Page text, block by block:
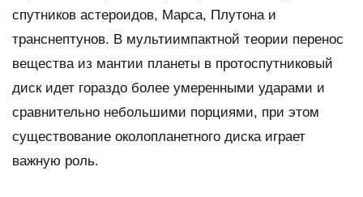
спутников астероидов, Марса, Плутона и
транснептунов. В мультиимпактной теории перенос
вещества из мантии планеты в протоспутниковый
диск идет гораздо более умеренными ударами и
сравнительно небольшими порциями, при этом
существование околопланетного диска играет
важную роль.